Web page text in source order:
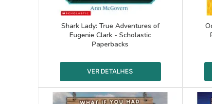
Shark Lady: True Adventures of
Eugenie Clark - Scholastic
Paperbacks